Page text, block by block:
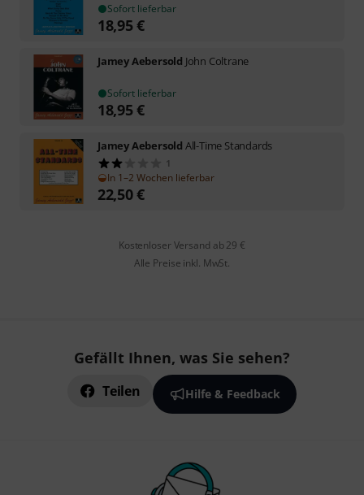
Sofort lieferbar
18,95€
Jamey Aebersold John Coltrane
Sofort lieferbar
18,95€
Jamey Aebersold All-Time Standards
1
In 1–2 Wochen lieferbar
22,50€
Kostenloser Versand ab 29 €
Alle Preise inkl. MwSt.
Gefällt Ihnen, was Sie sehen?
Teilen Hilfe & Feedback